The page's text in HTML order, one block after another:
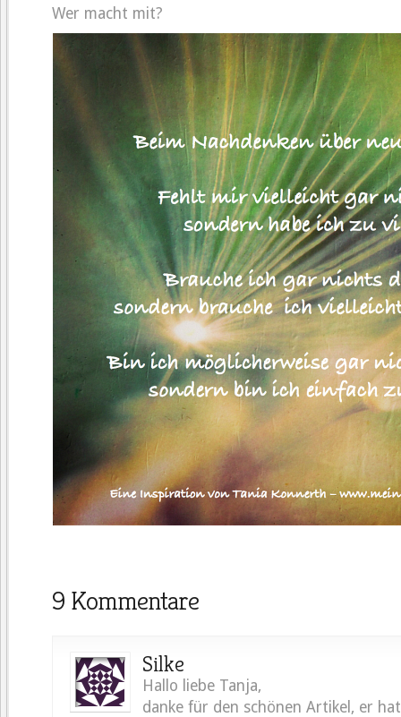
Wer macht mit?
9 Kommentare
Silke
Hallo liebe Tanja,
danke für den schönen Artikel, er